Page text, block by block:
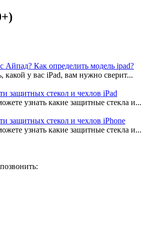
Айпад? Как определить модель ipad?
какой у вас iPad, вам нужно сверит...
защитных стекол и чехлов iPad
узнать какие защитные стекла и...
защитных стекол и чехлов iPhone
узнать какие защитные стекла и...